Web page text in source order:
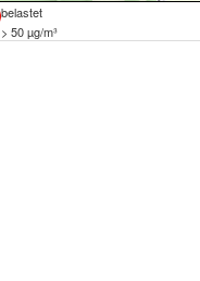
belastet
> 50 µg/m³